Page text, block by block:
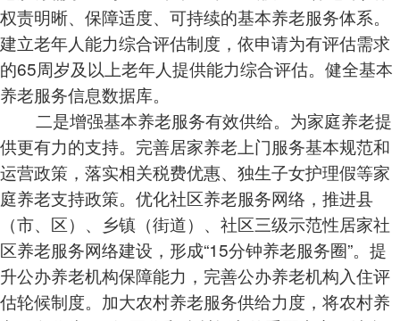
权责明晰、保障适度、可持续的基本养老服务体系。
建立老年人能力综合评估制度，依申请为有评估需求
的65周岁及以上老年人提供能力综合评估。健全基本
养老服务信息数据库。
二是增强基本养老服务有效供给。为家庭养老提
供更有力的支持。完善居家养老上门服务基本规范和
运营政策，落实相关税费优惠、独生子女护理假等家
庭养老支持政策。优化社区养老服务网络，推进县
（市、区）、乡镇（街道）、社区三级示范性居家社
区养老服务网络建设，形成“15分钟养老服务圈”。提
升公办养老机构保障能力，完善公办养老机构入住评
估轮候制度。加大农村养老服务供给力度，将农村养